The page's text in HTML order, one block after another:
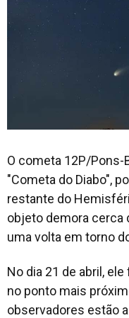
O cometa 12P/
"Cometa do Diabo",
restante do
objeto demora cerca
uma volta em torno
No dia 21 de abril,
no ponto mais
observadores estão